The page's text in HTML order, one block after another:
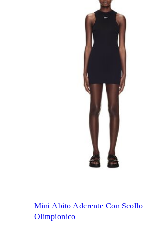
Mini Abito Aderente Con Scollo
Olimpionico